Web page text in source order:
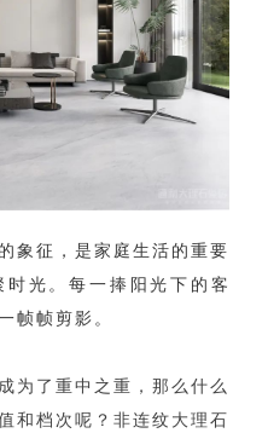
的象征 ，是家 庭生活 的重要
时 光 。每 一 捧 阳光下 的 客
帧帧剪影 。
成 为 了重中 之重 ，那么什么
和档 次呢 ？非连纹 大理石